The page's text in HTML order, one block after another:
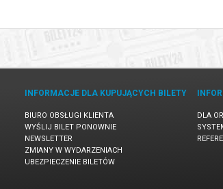
INFORMACJE DLA KUPUJĄCYCH BILETY
BIURO OBSŁUGI KLIENTA
WYŚLIJ BILET PONOWNIE
NEWSLETTER
ZMIANY W WYDARZENIACH
UBEZPIECZENIE BILETÓW
DLA